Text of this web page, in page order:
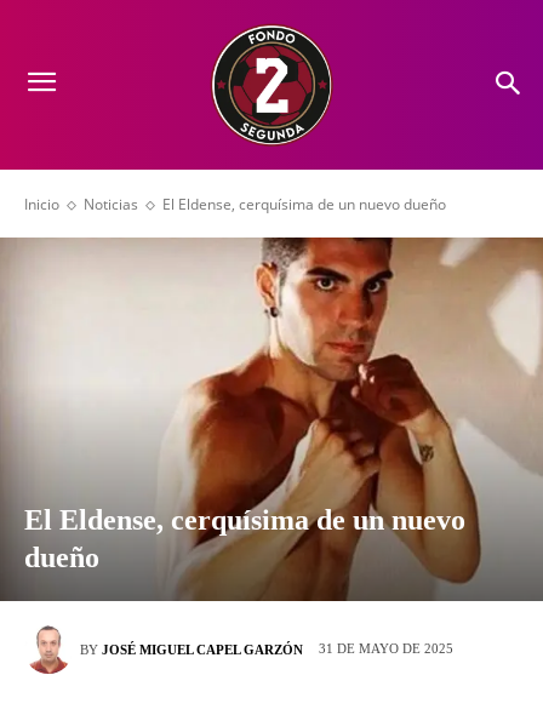
Inicio Noticias El Eldense, cerquísima de un nuevo dueño
El Eldense, cerquísima de un nuevo
dueño
BY JOSÉ MIGUEL CAPEL GARZÓN 31 DE MAYO DE 2025